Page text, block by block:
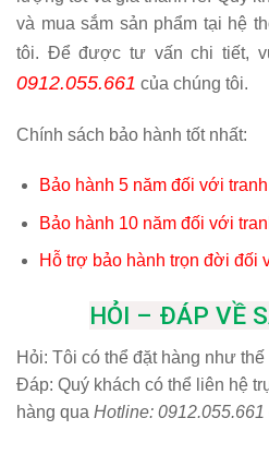
và mua sắm sản phẩm tại hệ
tôi. Để được tư vấn chi tiết,
0912.055.661 của chúng tôi.
Chính sách bảo hành tốt nhất:
Bảo hành 5 năm đối với
Bảo hành 10 năm đối với
Hỗ trợ bảo hành trọn đời đối
HỎI – ĐÁP VỀ
Hỏi: Tôi có thể đặt hàng như thế
Đáp: Quý khách có thể liên hệ
hàng qua Hotline: 0912.055.661